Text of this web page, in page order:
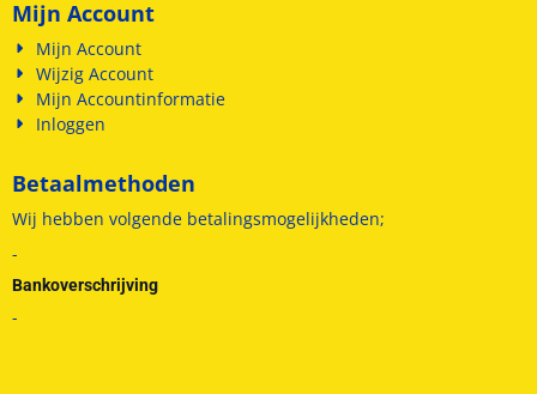
Mijn Account
Mijn Account
Wijzig Account
Mijn Accountinformatie
Inloggen
Betaalmethoden
Wij hebben volgende betalingsmogelijkheden;
-
Bankoverschrijving
-